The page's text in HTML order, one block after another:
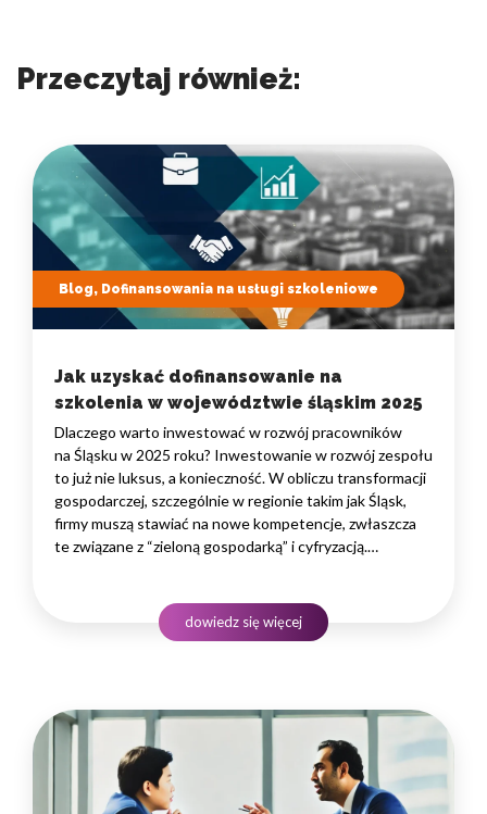
Przeczytaj również:
Blog, Dofinansowania na usługi szkoleniowe
Jak uzyskać dofinansowanie na
szkolenia w województwie śląskim 2025
Dlaczego warto inwestować w rozwój pracowników
na Śląsku w 2025 roku? Inwestowanie w rozwój zespołu
to już nie luksus, a konieczność. W obliczu transformacji
gospodarczej, szczególnie w regionie takim jak Śląsk,
firmy muszą stawiać na nowe kompetencje, zwłaszcza
te związane z “zieloną gospodarką” i cyfryzacją.
do konkurowania na coraz bardziej wymagającym rynku.
To strategiczna decyzja, która buduje wartość firmy
dowiedz się więcej